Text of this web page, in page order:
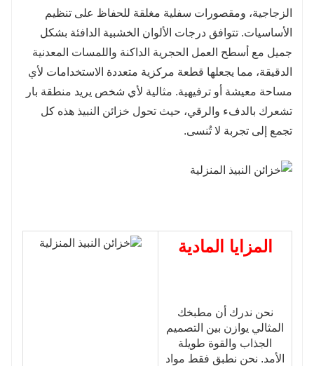
الزجاجية، ومقصورات سفلية مغلقة للحفاظ على تنظيم
الأساسيات. تتوافق درجات الألوان الخشبية الدافئة بشكل
جميل مع أسطح العمل الحجرية الداكنة واللمسات المعدنية
الدقيقة، مما يجعلها قطعة مركزية متعددة الاستخدامات لأي
مساحة معيشة أو ترفيهية. مثالية لأي شخص يريد منطقة بار
تشعرك بالدفء والرقي، حيث تحول خزائن النبيذ هذه كل
تجمع إلى تجربة لا تُنسى.
المزايا المادية
نحن ندرك أن مطبخك
المثالي يوازن بين التصميم
الجذاب والقوة طويلة
الأمد. نحن نطبق فقط مواد